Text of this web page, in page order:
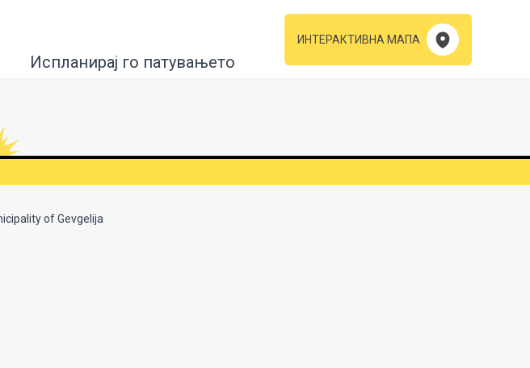
Испланирај го патувањето
ИНТЕРАКТИВНА МАПА
of Gevgelija